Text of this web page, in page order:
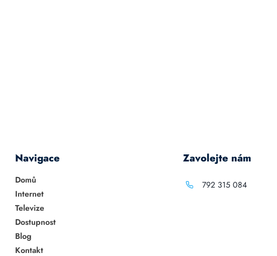
Navigace
Domů
Internet
Televize
Dostupnost
Blog
Kontakt
Zavolejte nám
792 315 084